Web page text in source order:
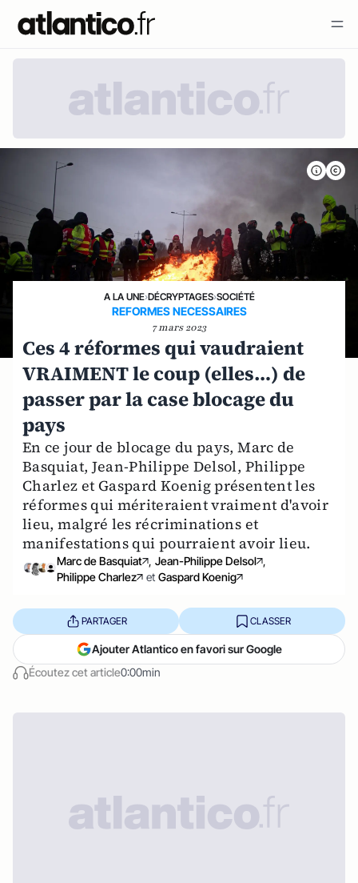
A LA UNE›DÉCRYPTAGES›SOCIÉTÉ
REFORMES NECESSAIRES
7 mars 2023
Ces 4 réformes qui vaudraient
VRAIMENT le coup (elles…) de
passer par la case blocage du
pays
En ce jour de blocage du pays, Marc de
Basquiat, Jean-Philippe Delsol, Philippe
Charlez et Gaspard Koenig présentent les
réformes qui mériteraient vraiment d'avoir
lieu, malgré les récriminations et
manifestations qui pourraient avoir lieu.
Marc de Basquiat , Jean-Philippe Delsol ,
Philippe Charlez
et Gaspard Koenig
Écoutez cet article0:00min
PARTAGER CLASSER
Ajouter Atlantico en favori sur Google